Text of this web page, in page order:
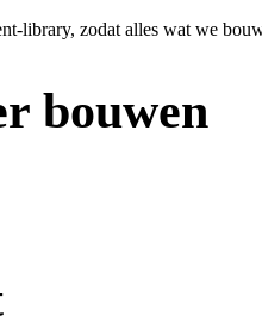
library, zodat alles wat we
bouwen